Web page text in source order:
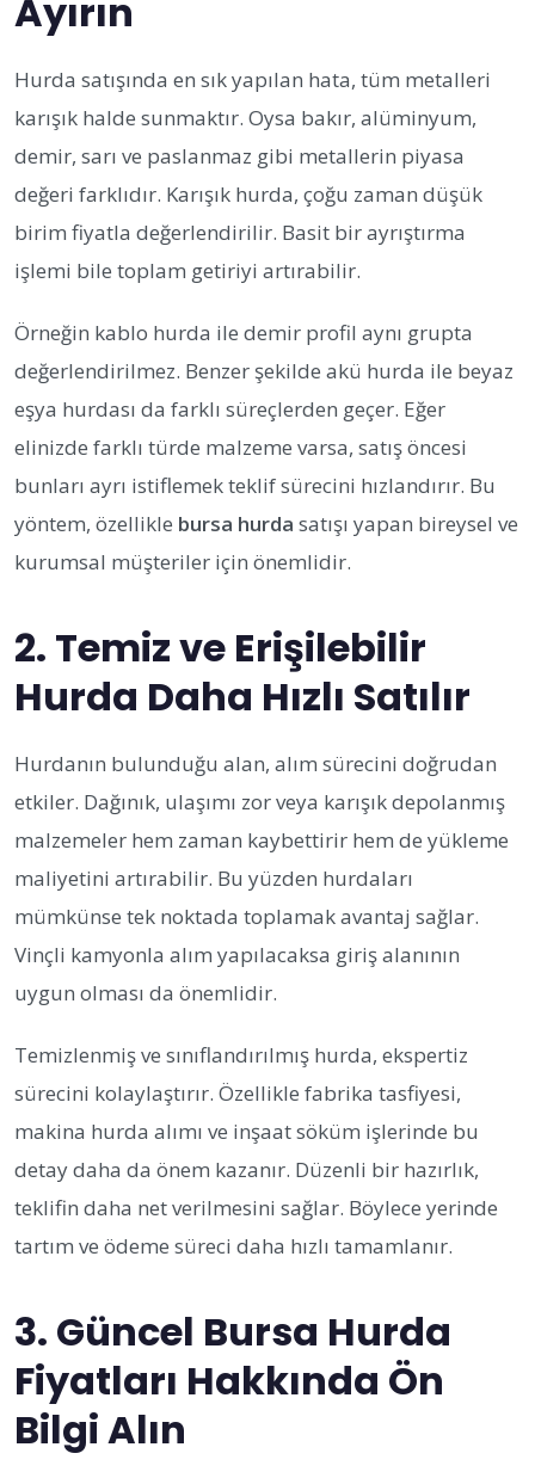
Ayırın
Hurda satışında en sık yapılan hata, tüm metalleri
karışık halde sunmaktır. Oysa bakır, alüminyum,
demir, sarı ve paslanmaz gibi metallerin piyasa
değeri farklıdır. Karışık hurda, çoğu zaman düşük
birim fiyatla değerlendirilir. Basit bir ayrıştırma
işlemi bile toplam getiriyi artırabilir.
Örneğin kablo hurda ile demir profil aynı grupta
değerlendirilmez. Benzer şekilde akü hurda ile beyaz
eşya hurdası da farklı süreçlerden geçer. Eğer
elinizde farklı türde malzeme varsa, satış öncesi
bunları ayrı istiflemek teklif sürecini hızlandırır. Bu
yöntem, özellikle bursa hurda satışı yapan bireysel ve
kurumsal müşteriler için önemlidir.
2. Temiz ve Erişilebilir
Hurda Daha Hızlı Satılır
Hurdanın bulunduğu alan, alım sürecini doğrudan
etkiler. Dağınık, ulaşımı zor veya karışık depolanmış
malzemeler hem zaman kaybettirir hem de yükleme
maliyetini artırabilir. Bu yüzden hurdaları
mümkünse tek noktada toplamak avantaj sağlar.
Vinçli kamyonla alım yapılacaksa giriş alanının
uygun olması da önemlidir.
Temizlenmiş ve sınıflandırılmış hurda, ekspertiz
sürecini kolaylaştırır. Özellikle fabrika tasfiyesi,
makina hurda alımı ve inşaat söküm işlerinde bu
detay daha da önem kazanır. Düzenli bir hazırlık,
teklifin daha net verilmesini sağlar. Böylece yerinde
tartım ve ödeme süreci daha hızlı tamamlanır.
3. Güncel Bursa Hurda
Fiyatları Hakkında Ön
Bilgi Alın